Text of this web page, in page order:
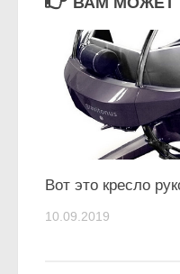
Вот это кресло
10.09.2019